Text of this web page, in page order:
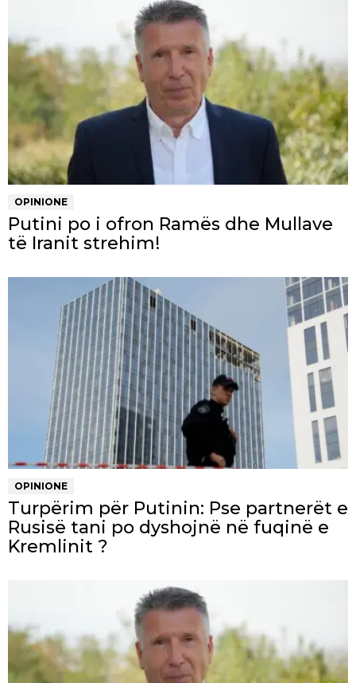
OPINIONE
Putini po i ofron Ramës dhe Mullave
të Iranit strehim!
OPINIONE
Turpërim për Putinin: Pse partnerët e
Rusisë tani po dyshojnë në fuqinë e
Kremlinit ?